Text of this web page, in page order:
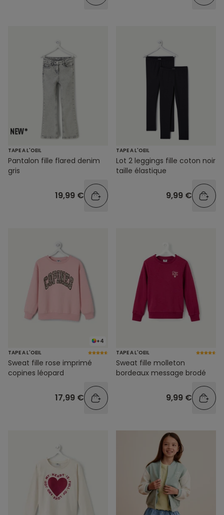
TAPE A L'OEIL
Pantalon fille flared denim
gris
19,99 €
TAPE A L'OEIL
Lot 2 leggings fille coton noir
taille élastique
9,99 €
+4
TAPE A L'OEIL
Sweat fille rose imprimé
copines léopard
17,99 €
TAPE A L'OEIL
Sweat fille molleton
bordeaux message brodé
9,99 €